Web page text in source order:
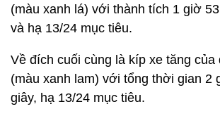
(màu xanh lá) với thành tích 1 giờ
và hạ 13/24 mục tiêu.
Về đích cuối cùng là kíp xe tăng của
(màu xanh lam) với tổng thời gian 2
giây, hạ 13/24 mục tiêu.